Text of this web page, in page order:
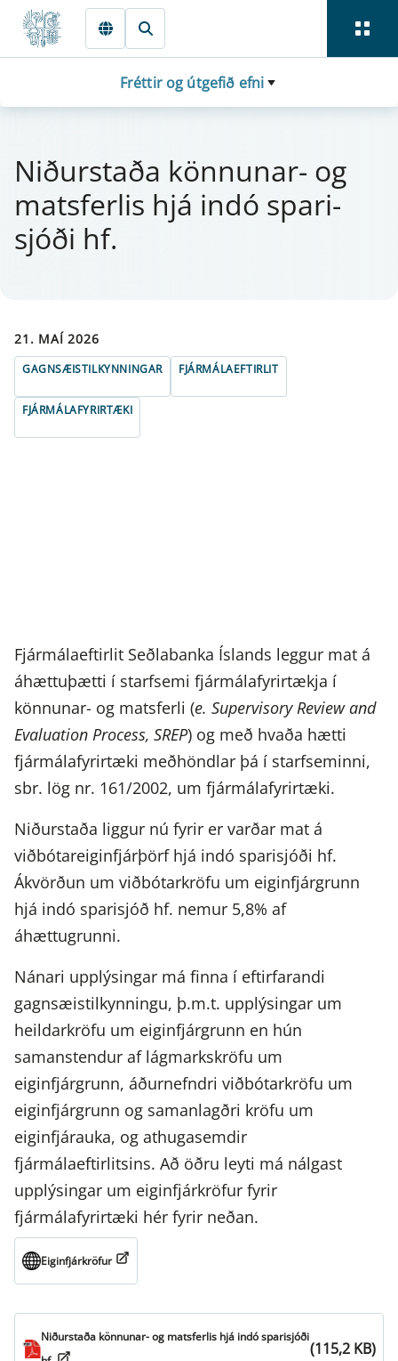
Fara beint í Meginmál
Fréttir og útgefið efni
Niðurstaða könn­u­n­ar- og
mats­f­erl­is hjá indó spari­
sjóði hf.
21. MAÍ 2026
GAGNSÆISTILKYNNINGAR FJÁRMÁLAEFTIRLIT
FJÁRMÁLAFYRIRTÆKI
Fjármálaeftirlit Seðlabanka Íslands leggur mat á
áhættuþætti í starfsemi fjármálafyrirtækja í
könnunar- og matsferli (e. Supervisory Review and
Evaluation Process, SREP) og með hvaða hætti
fjármálafyrirtæki meðhöndlar þá í starfseminni,
sbr. lög nr. 161/2002, um fjármálafyrirtæki.
Niðurstaða liggur nú fyrir er varðar mat á
viðbótareiginfjárþörf hjá indó sparisjóði hf.
Ákvörðun um viðbótarkröfu um eiginfjárgrunn
hjá indó sparisjóð hf. nemur 5,8% af
áhættugrunni.
Nánari upplýsingar má finna í eftirfarandi
gagnsæistilkynningu, þ.m.t. upplýsingar um
heildarkröfu um eiginfjárgrunn en hún
samanstendur af lágmarkskröfu um
eiginfjárgrunn, áðurnefndri viðbótarkröfu um
eiginfjárgrunn og samanlagðri kröfu um
eiginfjárauka, og athugasemdir
fjármálaeftirlitsins. Að öðru leyti má nálgast
upplýsingar um eiginfjárkröfur fyrir
fjármálafyrirtæki hér fyrir neðan.
Eig­in­fjá­rkrö­f­ur
Niðurstaða könnunar- og matsferlis hjá indó sparisjóði
(115,2 KB)